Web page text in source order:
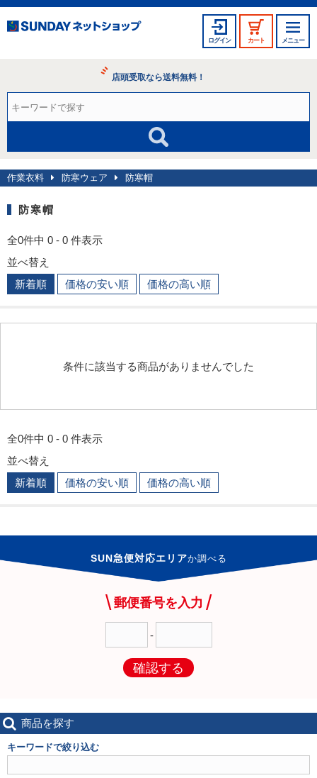
ログイン カート メニュー
店頭受取なら送料無料！
作業衣料 防寒ウェア 防寒帽
防寒帽
全0件中 0 - 0 件表示
並べ替え
新着順
価格の安い順 価格の高い順
条件に該当する商品がありませんでした
全0件中 0 - 0 件表示
並べ替え
新着順
価格の安い順 価格の高い順
SUN急便対応エリアか調べる
郵便番号を入力
-
確認する
商品を探す
キーワードで絞り込む